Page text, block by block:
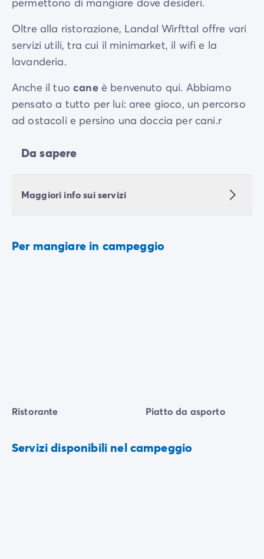
Oltre alla ristorazione, Landal Wirfttal offre vari
servizi utili, tra cui il minimarket, il wifi e la
lavanderia.
Anche il tuocaneè benvenuto qui. Abbiamo
pensato a tutto per lui: aree gioco, un percorso
ad ostacoli e persino una doccia per cani.r
Da sapere
Maggiori info sui servizi
Per mangiare in campeggio
Ristorante Piatto da asporto
Servizi disponibili nel campeggio